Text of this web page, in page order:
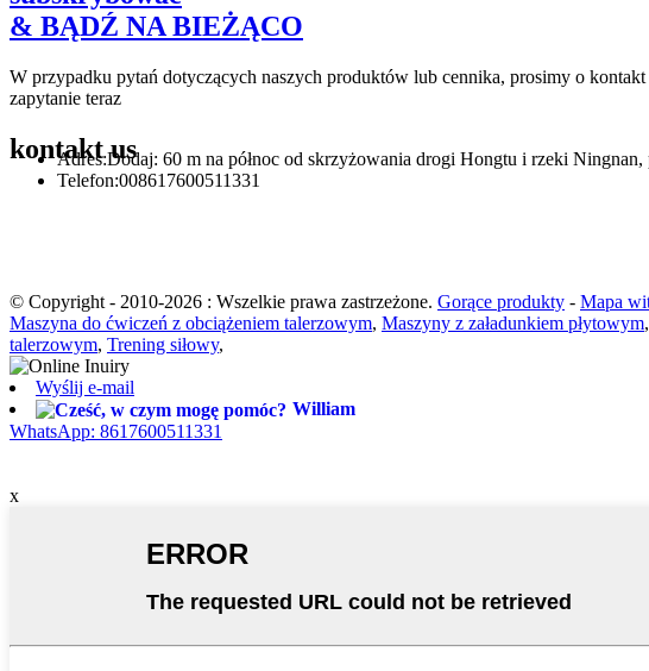
& BĄDŹ NA BIEŻĄCO
W przypadku pytań dotyczących naszych produktów lub cennika, prosimy o
zapytanie teraz
kontaktus
Adres:Dodaj: 60 m na północ od skrzyżowania drogi Hongtu i rzeki
Telefon:008617600511331
© Copyright - 2010-2026 : Wszelkie prawa zastrzeżone. Gorące produkty - Mapa
Maszyna do ćwiczeń z obciążeniem talerzowym, Maszyny z załadunkiem płytowym,
talerzowym, Trening siłowy,
Wyślij e-mail
William
WhatsApp: 8617600511331
x